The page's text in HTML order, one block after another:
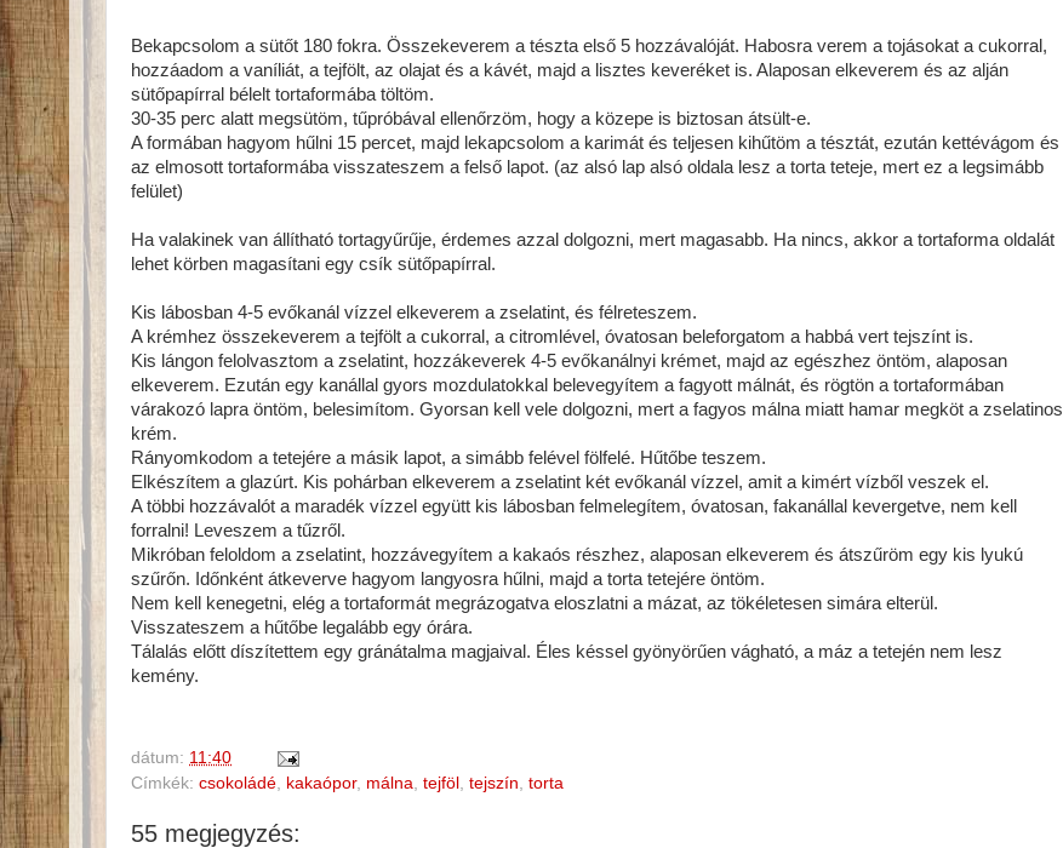
Bekapcsolom a sütőt 180 fokra. Összekeverem a tészta első 5 hozzávalóját. Habosra verem a tojásokat a cukorral,
hozzáadom a vaníliát, a tejfölt, az olajat és a kávét, majd a lisztes keveréket is. Alaposan elkeverem és az alján
sütőpapírral bélelt tortaformába töltöm.
30-35 perc alatt megsütöm, tűpróbával ellenőrzöm, hogy a közepe is biztosan átsült-e.
A formában hagyom hűlni 15 percet, majd lekapcsolom a karimát és teljesen kihűtöm a tésztát, ezután kettévágom és
az elmosott tortaformába visszateszem a felső lapot. (az alsó lap alsó oldala lesz a torta teteje, mert ez a legsimább
felület)
Ha valakinek van állítható tortagyűrűje, érdemes azzal dolgozni, mert magasabb. Ha nincs, akkor a tortaforma oldalát
lehet körben magasítani egy csík sütőpapírral.
Kis lábosban 4-5 evőkanál vízzel elkeverem a zselatint, és félreteszem.
A krémhez összekeverem a tejfölt a cukorral, a citromlével, óvatosan beleforgatom a habbá vert tejszínt is.
Kis lángon felolvasztom a zselatint, hozzákeverek 4-5 evőkanálnyi krémet, majd az egészhez öntöm, alaposan
elkeverem. Ezután egy kanállal gyors mozdulatokkal belevegyítem a fagyott málnát, és rögtön a tortaformában
várakozó lapra öntöm, belesimítom. Gyorsan kell vele dolgozni, mert a fagyos málna miatt hamar megköt a zselatinos
krém.
Rányomkodom a tetejére a másik lapot, a simább felével fölfelé. Hűtőbe teszem.
Elkészítem a glazúrt. Kis pohárban elkeverem a zselatint két evőkanál vízzel, amit a kimért vízből veszek el.
A többi hozzávalót a maradék vízzel együtt kis lábosban felmelegítem, óvatosan, fakanállal kevergetve, nem kell
forralni! Leveszem a tűzről.
Mikróban feloldom a zselatint, hozzávegyítem a kakaós részhez, alaposan elkeverem és átszűröm egy kis lyukú
szűrőn. Időnként átkeverve hagyom langyosra hűlni, majd a torta tetejére öntöm.
Nem kell kenegetni, elég a tortaformát megrázogatva eloszlatni a mázat, az tökéletesen simára elterül.
Visszateszem a hűtőbe legalább egy órára.
Tálalás előtt díszítettem egy gránátalma magjaival. Éles késsel gyönyörűen vágható, a máz a tetején nem lesz
kemény.
dátum: 11:40
Címkék: csokoládé kakaópor, málna tejföl tejszín torta
55 megjegyzés: